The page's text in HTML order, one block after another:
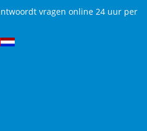
vragen online 24 uur per